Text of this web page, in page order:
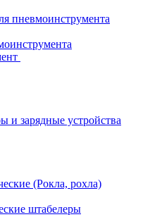
пневмоинструмента
и зарядные устройства
(Рокла, рохла)
штабелеры